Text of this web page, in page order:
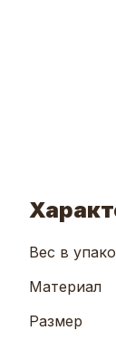
Вес в
Материал
Размер